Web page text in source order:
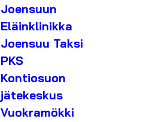
Joensuun
Eläinklinikka
Joensuu Taksi
PKS
Kontiosuon
jätekeskus
Vuokramökki